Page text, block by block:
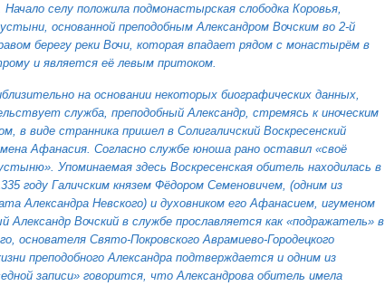
селу положила подмонастырская слободка Коровья,
основанной преподобным Александром Вочским во 2-й
берегу реки Вочи, которая впадает рядом с монастырём в
и является её левым притоком.
на основании некоторых биографических данных,
служба, преподобный Александр, стремясь к иноческим
в виде странника пришел в Солигаличский Воскресенский
Афанасия. Согласно службе юноша рано оставил «своё
Упоминаемая здесь Воскресенская обитель находилась в
году Галичским князем Фёдором Семеновичем, (одним из
Александра Невского) и духовником его Афанасием, игуменом
Александр Вочский в службе прославляется как «подражатель» в
основателя Свято-Покровского Аврамиево-Городецкого
преподобного Александра подтверждается и одним из
записи» говорится, что Александрова обитель имела